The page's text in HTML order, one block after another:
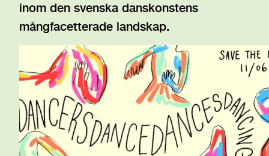
inom den svenska danskonstens
mångfacetterade landskap.